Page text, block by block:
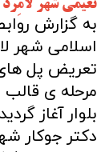
نعيمی شهر لامِرد
به گزارش
اسلامی شهر
تعریض پل
مرحله ی
بلوار آغاز
دکتر جوکار